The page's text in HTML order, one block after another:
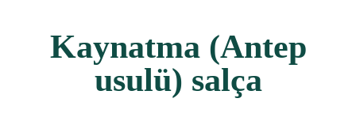
Kaynatma (Antep
usulü) salça